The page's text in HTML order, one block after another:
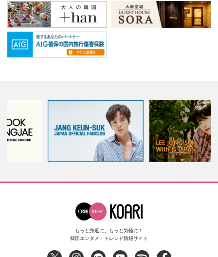
もっと身近に、もっと気軽に！
韓国エンタメ・トレンド情報サイト